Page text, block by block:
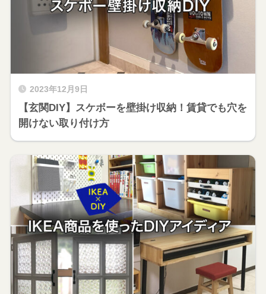
2023年12月9日
【玄関DIY】スケボーを壁掛け収納！賃貸でも穴を
開けない取り付け方